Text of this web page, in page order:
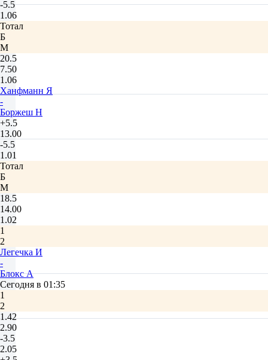
-5.5
1.06
Тотал
Б
М
20.5
7.50
1.06
Ханфманн Я
-
Боржеш Н
+5.5
13.00
-5.5
1.01
Тотал
Б
М
18.5
14.00
1.02
1
2
Легечка И
-
Блокс А
Сегодня в 01:35
1
2
1.42
2.90
-3.5
2.05